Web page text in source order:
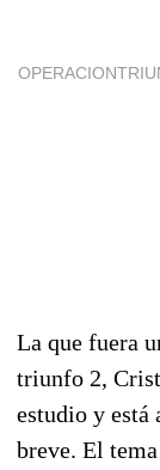
La que fuera
triunfo 2,
estudio y está
breve. El